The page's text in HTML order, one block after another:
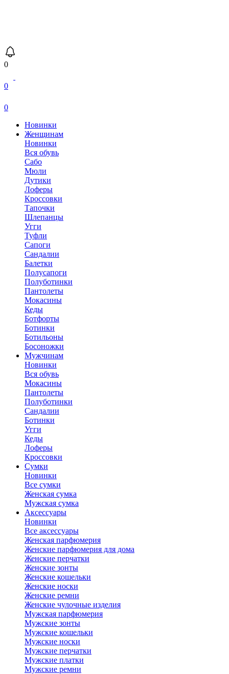
0
0
0
Новинки
Женщинам
Новинки
Вся обувь
Сабо
Мюли
Дутики
Лоферы
Кроссовки
Тапочки
Шлепанцы
Угги
Туфли
Сапоги
Сандалии
Балетки
Полусапоги
Полуботинки
Пантолеты
Мокасины
Кеды
Ботфорты
Ботинки
Ботильоны
Босоножки
Мужчинам
Новинки
Вся обувь
Мокасины
Пантолеты
Полуботинки
Сандалии
Ботинки
Угги
Кеды
Лоферы
Кроссовки
Сумки
Новинки
Все сумки
Женская сумка
Мужская сумка
Аксессуары
Новинки
Все аксессуары
Женская парфюмерия
Женские парфюмерия для дома
Женские перчатки
Женские зонты
Женские кошельки
Женские носки
Женские ремни
Женские чулочные изделия
Мужская парфюмерия
Мужские зонты
Мужские кошельки
Мужские носки
Мужские перчатки
Мужские платки
Мужские ремни